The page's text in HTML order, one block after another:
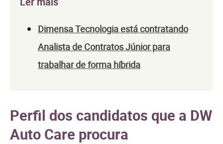
Dimensa Tecnologia está contratando
Analista de Contratos Júnior para
trabalhar de forma híbrida
Perfil dos candidatos que a DW
Auto Care procura